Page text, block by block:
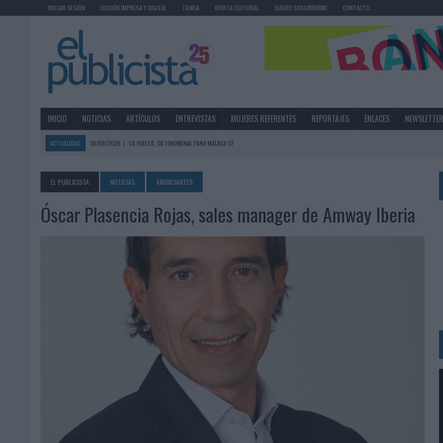
INICIAR SESIÓN EDICIÓN IMPRESA Y DIGITAL TIENDA OFERTA EDITORIAL QUIERO SUSCRIBIRME CONTACTO
INICIO NOTICIAS ARTÍCULOS ENTREVISTAS MUJERES REFERENTES REPORTAJES ENLACES NEWSLETTER
ACTUALIDAD 06/08/2026 | ‘LA VUELTA’, DE FENOMENAL PARA MÁLAGA CF
06/08/2026 | LA TELEVISIÓN SIGUE LIDERANDO EL CONSUMO DE MEDIOS EN VERANO Y SUPERA AL MÓVIL COMO DISPOSITIVO MÁS UTILIZADO
EL USO DE LA IA GENERATIVA ALCANZA YA AL 62% DE LOS ESPAÑOLES
06/08/2026
SYSTEM1 NOMBRA A KIMBERLY BASTONI COMO NUEVA DIRECTORA COMERCIAL GLOBAL
LA IA ESTÁ SUBIENDO EL LISTÓN DE LA CREATIVIDAD
BEON WORLDWIDE LANZA RAÍZ URBANA PARA TRANSFORMAR EL PATRIMONIO HISTÓRICO EN ACTIVOS CULTURALES Y ECONÓMICOS
FABRA COMUNICACIÓN INCORPORA A CASONÁ Y ASUME LA GESTIÓN DE SUS RELACIONES CON LOS MEDIOS
LOPESAN HOTELS & RESORTS ACERCA EL PARAÍSO CANARIO EN SU ÚLTIMA CAMPAÑA INTERNACIONAL
LUIS ARQUILLOS (BURGO DE ARIAS): “LA CONSTRUCCIÓN DE MARCA A LARGO PLAZO Y LA MEDICIÓN SON DOS CARAS DE LA MISMA
‘EL PARAÍSO MÁS CERCA’, DE 22GRADOS PARA LOPESAN HOTELS & RESORTS
‘LA ÚNICA CERVEZA DEL MUNDO QUE SE DISFRUTA DOS VECES’, DE INUSUALY PARA CERVEZA CAPAZ
‘EL FÚTBOL SIN LAS PERSONAS’, DE DENTSU CREATIVE PARA ORANGE
CAPAZ, LA CERVEZA QUE CONVIERTE CADA BOTELLA EN UNA OPORTUNIDAD DE INCLUSIÓN
| BABARIA Y MAXIBON SON ‘EL MATCH PERFECTO DEL VERANO’
04/08/2026
AUDIBLE REIVINDICA EL PODER TRANSFORMADOR DEL AUDIO EN SU NUEVA CAMPAÑA GLOBAL DE MARCA
EL PUBLICISTA NOTICIAS ANUNCIANTES
Óscar Plasencia Rojas, sales manager de Amway Iberia